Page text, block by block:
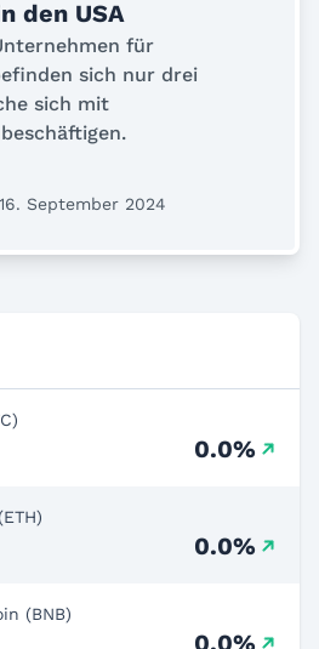
den USA
für
sich nur drei
sich mit
September 2024
0.0%
0.0%
(BNB)
0.0%